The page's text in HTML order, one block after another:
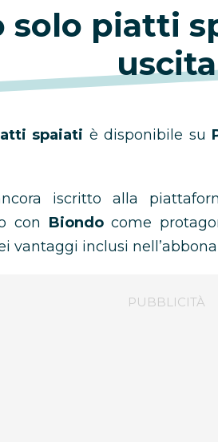
solo piatti
uscita
spaiati è disponibile su
iscritto alla
con Biondocome
vantaggi inclusi